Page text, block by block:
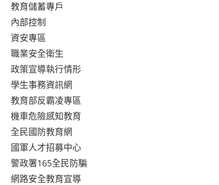
教育儲蓄專戶
內部控制
資安專區
職業安全衛生
政策宣導執行情形
學生事務資訊網
教育部反霸凌專區
機車危險感知教育
全民國防教育網
國軍人才招募中心
警政署165全民防騙
網路安全教育宣導